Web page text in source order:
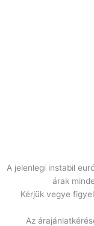
A jelenlegi instabil
árak
Kérjük vegye
Az